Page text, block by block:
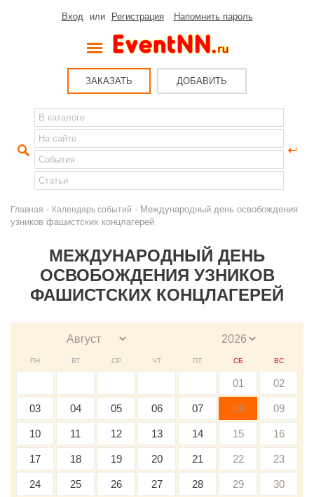
Вход или Регистрация Напомнить пароль
ЗАКАЗАТЬ ДОБАВИТЬ
Главная - Календарь событий - Международный день освобождения
узников фашистских концлагерей
МЕЖДУНАРОДНЫЙ ДЕНЬ
ОСВОБОЖДЕНИЯ УЗНИКОВ
ФАШИСТСКИХ КОНЦЛАГЕРЕЙ
ПН ВТ СР ЧТ ПТ СБ ВС
01 02
03 04 05 06 07 08 09
10 11 12 13 14 15 16
17 18 19 20 21 22 23
24 25 26 27 28 29 30